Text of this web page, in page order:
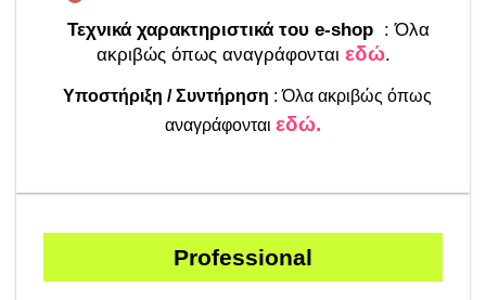
Τεχνικά χαρακτηριστικά του e-shop:Όλα
ακριβώς όπως αναγράφονται εδώ.
Υποστήριξη / Συντήρηση : Όλα ακριβώς όπως
αναγράφονται εδώ.
Professional